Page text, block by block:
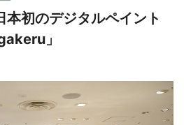
本初のデジタルペイント
」